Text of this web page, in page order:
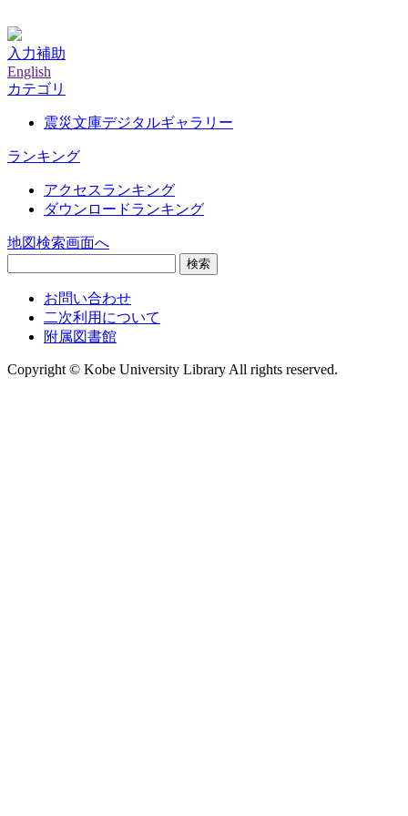
入力補助
English
カテゴリ
震災文庫デジタルギャラリー
ランキング
アクセスランキング
ダウンロードランキング
地図検索画面へ
検索
お問い合わせ
二次利用について
附属図書館
Copyright © Kobe University Library All rights reserved.